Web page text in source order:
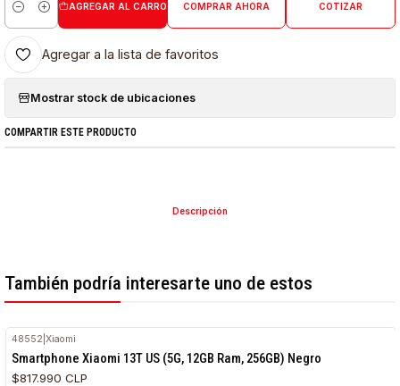
Cantidad
AGREGAR AL CARRO COMPRAR AHORA COTIZAR
Agregar a la lista de favoritos
Mostrar stock de ubicaciones
COMPARTIR ESTE PRODUCTO
Descripción
También podría interesarte uno de estos
48552 |Xiaomi
Smartphone Xiaomi 13T US (5G, 12GB Ram, 256GB) Negro
$817.990 CLP